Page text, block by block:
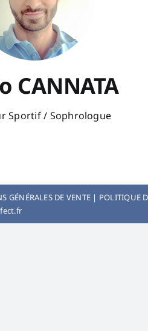
CANNATA
Sportif / Sophrologue
GÉNÉRALES DE VENTE | POLITIQUE